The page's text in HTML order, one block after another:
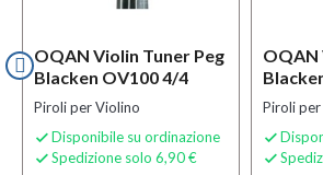
OQAN Violin Tuner Peg
Blacken OV100 4/4
Piroli per Violino
 Disponibile su ordinazione
 Spedizione solo 6,90 €
OQAN
Piroli

